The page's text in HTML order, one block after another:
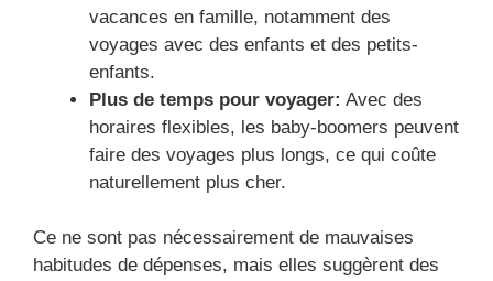
vacances en famille, notamment des
voyages avec des enfants et des petits-
enfants.
Plus de temps pour voyager: Avec des
horaires flexibles, les baby-boomers peuvent
faire des voyages plus longs, ce qui coûte
naturellement plus cher.
Ce ne sont pas nécessairement de mauvaises
habitudes de dépenses, mais elles suggèrent des